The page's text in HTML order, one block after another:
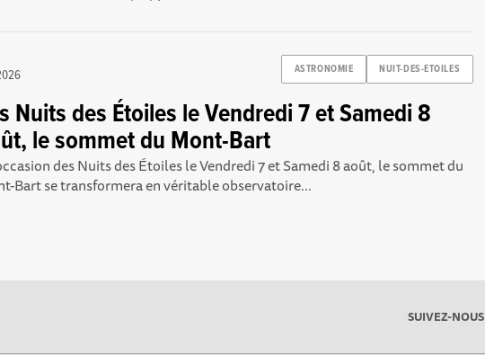
ASTRONOMIE NUIT-DES-ETOILES
Nuits des Étoiles le Vendredi 7 et Samedi 8
le sommet du Mont-Bart
des Nuits des Étoiles le Vendredi 7 et Samedi 8 août, le sommet du
Bart se transformera en véritable observatoire...
SUIVEZ-NOUS